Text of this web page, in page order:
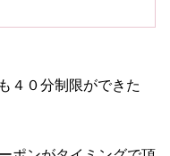
４０分制限ができた